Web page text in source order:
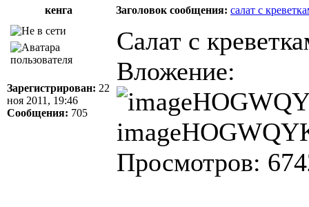
кенга Заголовок сообщения: салат с
Зарегистрирован: 22
ноя 2011, 19:46
Сообщения: 705
Салат с
Вложение:
Просмотров: